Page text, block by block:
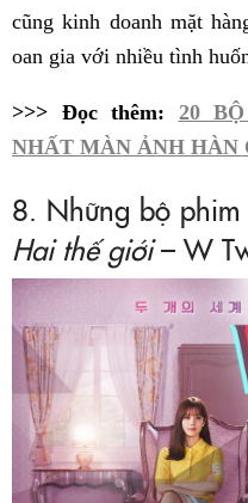
cũng kinh doanh mặt
oan gia với nhiều tình
>>> Đọc thêm: 20
NHẤT MÀN ẢNH HÀN
8. Những bộ phim
Hai thế giới– W